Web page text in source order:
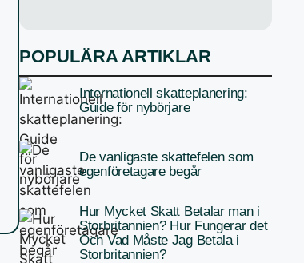
POPULÄRA ARTIKLAR
Internationell skatteplanering:
Guide för nybörjare
De vanligaste skattefelen som
egenföretagare begår
Hur Mycket Skatt Betalar man i
Storbritannien? Hur Fungerar det
Och Vad Måste Jag Betala i
Storbritannien?